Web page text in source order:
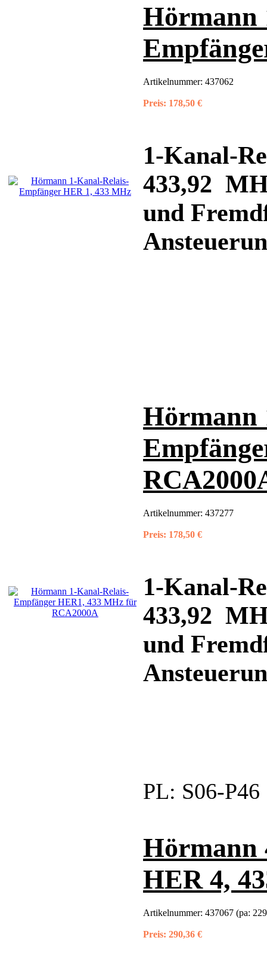
Hörmann
Artikelnummer: 437062
Preis: 178,50 €
1-Kanal-
433,92
und
Hörmann
Artikelnummer: 437277
Preis: 178,50 €
1-Kanal-
433,92
und
PL: S06-P46
Hörmann
HER 4,
Artikelnummer: 437067 (pa:
Preis: 290,36 €